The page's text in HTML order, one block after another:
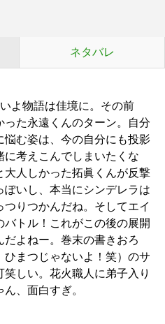
ネタバレ
よ物語は佳境に。その前
った永遠くんのターン。自分
悩む姿は、今の自分にも投影
に考えこんでしまいたくな
大人しかった拓眞くんが反撃
ぽいし、本当にシンデレラは
つりつかんだね。そしてエイ
バトル！これがこの後の展開
だよねー。巻末の書きおろ
ひまつじゃないよ！笑）のサ
笑しい。花火職人に弟子入り
、面白すぎ。